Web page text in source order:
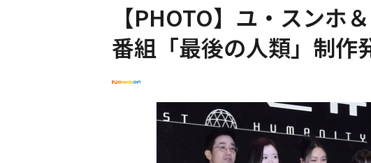
【PHOTO】ユ・スンホ
番組「最後の人類」制作